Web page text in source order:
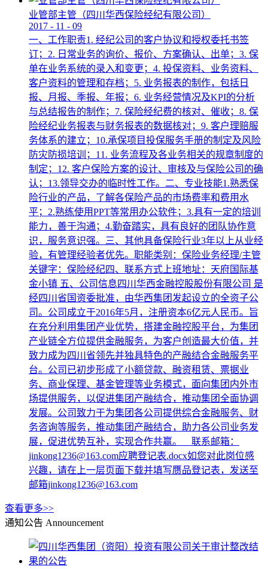
业管部主管（四川华西保险经纪有限公司）
2017 - 11 - 09
一、工作职责1. 经纪公司的客户协议和授权委托书签
订；2. 日常业务的询价、报价、方案确认、出单；3. 保
单在业务系统的录入和变更；4. 投保资料、业务资料、
客户资料的管理和存档；5. 业务报表的制作，包括日
报、月报、季报、年报；6. 业务经营情况及KPI的分析
与总结报告的制作；7. 保险经纪费的核对、催收；8. 保
险经纪业务报表与财务报表的数据核对；9. 客户理赔服
务体系的建立；10.承保项目投保服务手册的制定及风险
防灾防损培训；11. 业务流程及各业务相关的规章制度的
制定；12. 客户保险方案的设计、审核及与保险公司的确
认；13.领导交办的临时性工作。二、专业技能1.熟悉保
险行业的产品，了解各保险产品的市场费率和费用水
平；2.熟练使用PPT等常用办公软件；3.具有一定的培训
能力，善于沟通；4.勤奋踏实，具有良好的团队协作意
识，服务意识强。三、其他具备保险行业3年以上从业经
验，有管理经验者优先。职能类别：保险业务经理/主管
关键字：保险经纪四、联系方式上班地址：天府国际基
金小镇 五、公司信息四川华西金融控股股份有限公司 是
经四川省国资委批准，由华西集团发起设立的全资子公
司。公司成立于2016年5月，注册资本6亿元人民币。旨
在充分利用集团产业优势，搭建金融控股平台，为集团
产业链全方位提供金融服务，为客户创造最大价值，并
致力成为四川省领先并独具特色的产融结合金融服务平
台。公司已初步形成了小额贷款、融资租赁、票据业
务、商业保理、基金管理等业务模式，面向集团内外市
场提供服务，以促进集团产融结合，推动集团全面协调
发展。公司致力于为集团各公司提供综合金融服务、财
务咨询等服务，推动集团产融结合，助力各公司业务发
展，促进优势互补，实现合作共赢。 联系邮箱：
jinkong1236@163.com应聘登记表.docx如您对此岗位感
兴趣，请在上一层页面下载并填写赝品登记表，发送至
邮箱jinkong1236@163.com
查看更多>>
通知公告 Announcement